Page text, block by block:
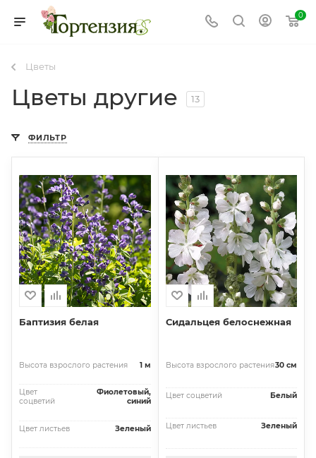
0
Цветы
Цветы другие 13
ФИЛЬТР
Баптизия белая
Высота взрослого растения 1 м
Цвет
соцветий
Фиолетовый,
синий
Цвет листьев Зеленый
Сидальцея белоснежная
Высота взрослого растения30 см
Цвет соцветий Белый
Цвет листьев Зеленый